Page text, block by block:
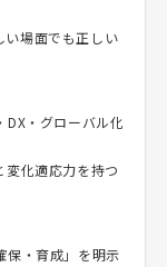
い場面でも正しい
DX・グローバル化
変化適応力を持つ
保・育成」を明示